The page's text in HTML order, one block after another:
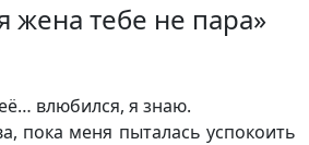
жена тебе не пара»
влюбился, я знаю.
пока меня пыталась успокоить